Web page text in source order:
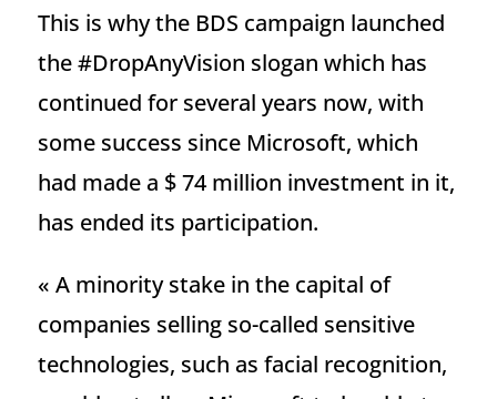
This is why the BDS campaign launched
the #DropAnyVision slogan which has
continued for several years now, with
some success since Microsoft, which
had made a $ 74 million investment in it,
has ended its participation.
« A minority stake in the capital of
companies selling so-called sensitive
technologies, such as facial recognition,